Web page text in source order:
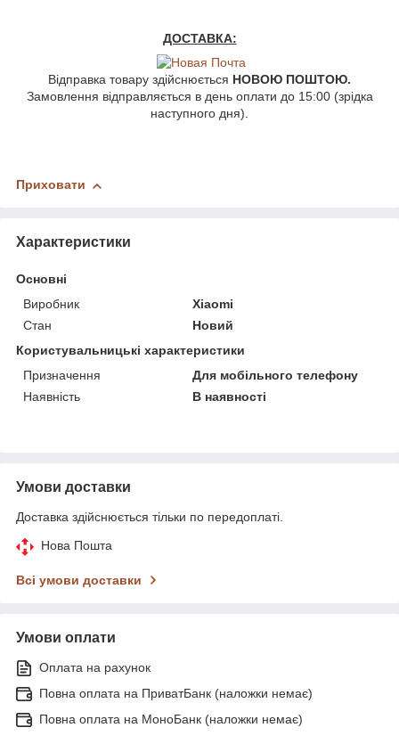
ДОСТАВКА:
Відправка товару здійснюється НОВОЮ ПОШТОЮ.
Замовлення відправляється в день оплати до 15:00 (зрідка
наступного дня).
Приховати
Характеристики
Основні
Виробник
Xiaomi
Стан
Новий
Користувальницькі характеристики
Призначення
Для мобільного телефону
Наявність
В наявності
Умови доставки
Доставка здійснюється тільки по передоплаті.
Нова Пошта
Всі умови доставки
Умови оплати
Оплата на рахунок
Повна оплата на ПриватБанк (наложки немає)
Повна оплата на МоноБанк (наложки немає)